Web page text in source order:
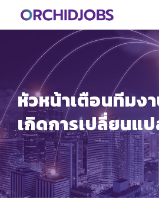
หัวหน้าเตือนทีมง
เกิดการเปลี่ยนแ